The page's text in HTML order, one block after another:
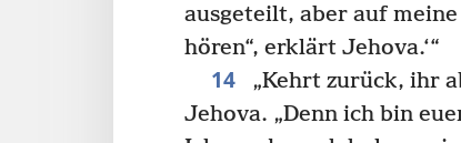
ausgeteilt, aber auf
hören“, erklärt Jehova.‘“
14
„Kehrt zurück, ihr
Jehova. „Denn ich bin